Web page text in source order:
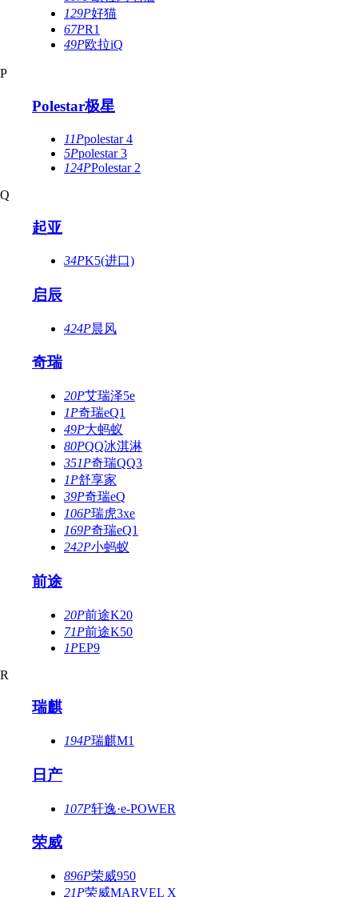
129P好猫
67PR1
49P欧拉iQ
P
Polestar极星
11Ppolestar 4
5Ppolestar 3
124PPolestar 2
Q
起亚
34PK5(进口)
启辰
424P晨风
奇瑞
20P艾瑞泽5e
1P奇瑞eQ1
49P大蚂蚁
80PQQ冰淇淋
351P奇瑞QQ3
1P舒享家
39P奇瑞eQ
106P瑞虎3xe
169P奇瑞eQ1
242P小蚂蚁
前途
20P前途K20
71P前途K50
1PEP9
R
瑞麒
194P瑞麒M1
日产
107P轩逸·e-POWER
荣威
896P荣威950
21P荣威MARVEL X